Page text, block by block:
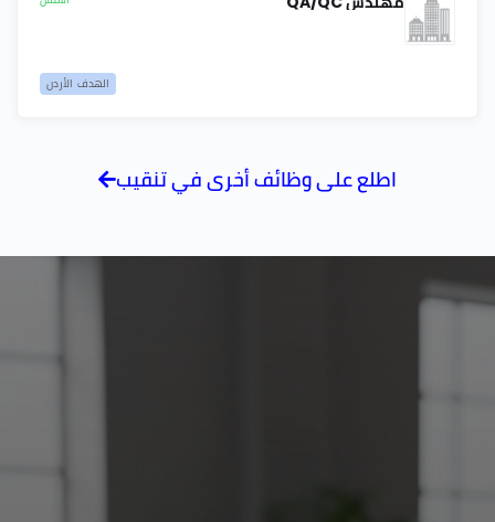
الهدف الأردن
اطلع على وظائف أخرى في تنقيب